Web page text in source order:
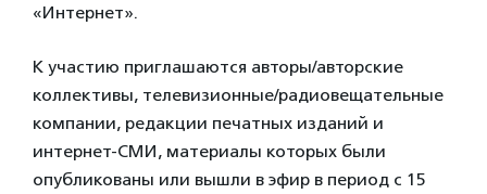
«Интернет».
К участию приглашаются авторы/авторские
коллективы, телевизионные/радиовещательные
компании, редакции печатных изданий и
интернет-СМИ, материалы которых были
опубликованы или вышли в эфир в период с 15